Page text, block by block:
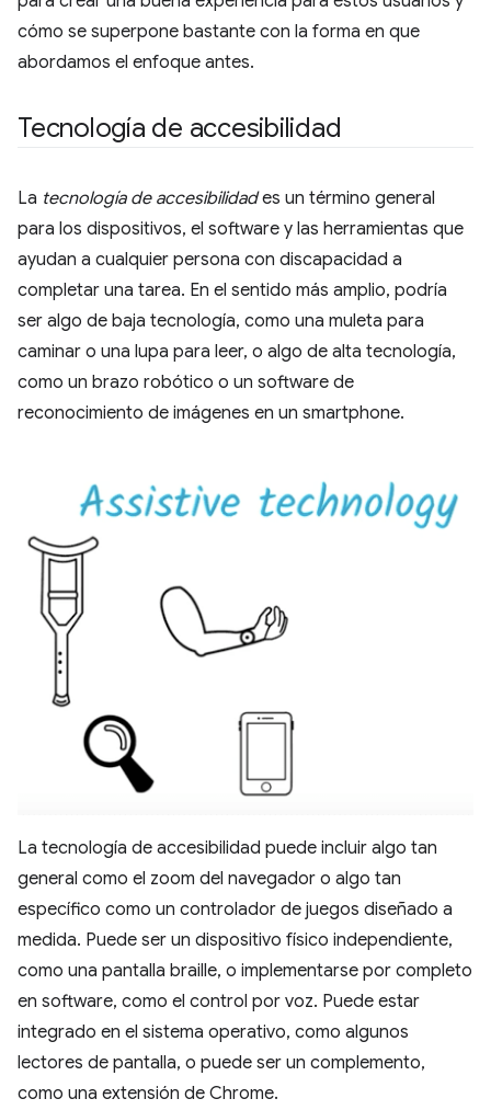
cómo se superpone bastante con la forma en que
abordamos el enfoque antes.
Tecnología de accesibilidad
La tecnología de accesibilidades un término general
para los dispositivos, el software y las herramientas que
ayudan a cualquier persona con discapacidad a
completar una tarea. En el sentido más amplio, podría
ser algo de baja tecnología, como una muleta para
caminar o una lupa para leer, o algo de alta tecnología,
como un brazo robótico o un software de
reconocimiento de imágenes en un smartphone.
La tecnología de accesibilidad puede incluir algo tan
general como el zoom del navegador o algo tan
específico como un controlador de juegos diseñado a
medida. Puede ser un dispositivo físico independiente,
como una pantalla braille, o implementarse por completo
en software, como el control por voz. Puede estar
integrado en el sistema operativo, como algunos
lectores de pantalla, o puede ser un complemento,
como una extensión de Chrome.